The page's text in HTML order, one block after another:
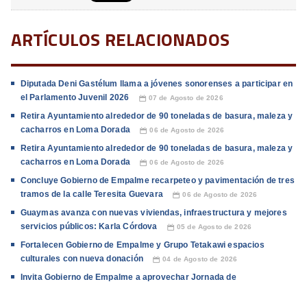
ARTÍCULOS RELACIONADOS
Diputada Deni Gastélum llama a jóvenes sonorenses a participar en
el Parlamento Juvenil 2026
📅 07 de Agosto de 2026
Retira Ayuntamiento alrededor de 90 toneladas de basura, maleza y
cacharros en Loma Dorada
📅 06 de Agosto de 2026
Retira Ayuntamiento alrededor de 90 toneladas de basura, maleza y
cacharros en Loma Dorada
📅 06 de Agosto de 2026
Concluye Gobierno de Empalme recarpeteo y pavimentación de tres
tramos de la calle Teresita Guevara
📅 06 de Agosto de 2026
Guaymas avanza con nuevas viviendas, infraestructura y mejores
servicios públicos: Karla Córdova
📅 05 de Agosto de 2026
Fortalecen Gobierno de Empalme y Grupo Tetakawi espacios
culturales con nueva donación
📅 04 de Agosto de 2026
Invita Gobierno de Empalme a aprovechar Jornada de